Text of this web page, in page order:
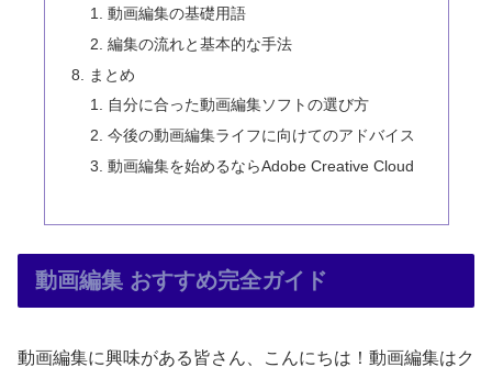
動画編集の基礎用語
編集の流れと基本的な手法
まとめ
自分に合った動画編集ソフトの選び方
今後の動画編集ライフに向けてのアドバイス
動画編集を始めるならAdobe Creative Cloud
動画編集 おすすめ完全ガイド
動画編集に興味がある皆さん、こんにちは！動画編集はク